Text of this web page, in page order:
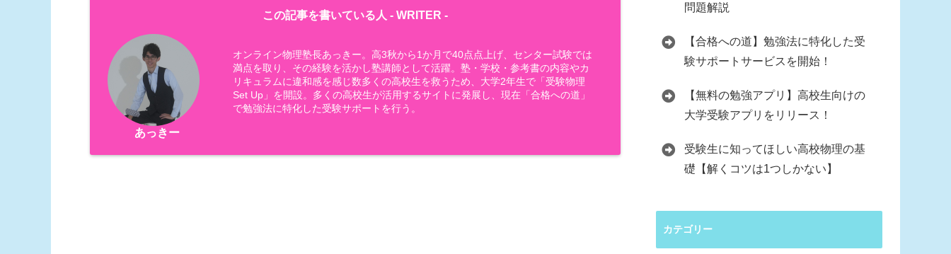
この記事を書いている人 - WRITER -
あっきー
オンライン物理塾長あっきー。高3秋から1か月で40点点上げ、センター試験では
満点を取り、その経験を活かし塾講師として活躍。塾・学校・参考書の内容やカ
リキュラムに違和感を感じ数多くの高校生を救うため、大学2年生で「受験物理
Set Up」を開設。多くの高校生が活用するサイトに発展し、現在「合格への道」
で勉強法に特化した受験サポートを行う。
問題解説
【合格への道】勉強法に特化した受
験サポートサービスを開始！
【無料の勉強アプリ】高校生向けの
大学受験アプリをリリース！
受験生に知ってほしい高校物理の基
礎【解くコツは1つしかない】
カテゴリー